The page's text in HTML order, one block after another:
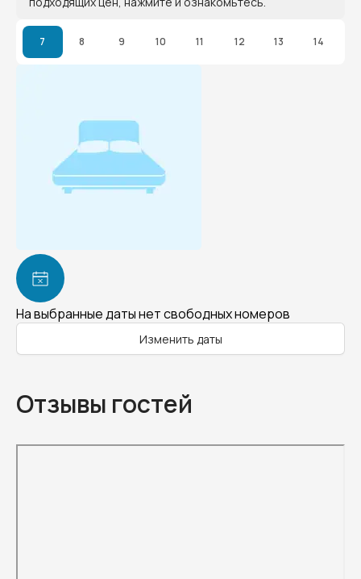
7 8 9 10 11 12 13 14
На выбранные даты нет свободных номеров
Изменить даты
Отзывы гостей